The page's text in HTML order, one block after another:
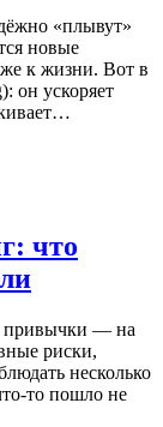
«плывут»
новые
к жизни. Вот в
он ускоряет
что
привычки — на
риски,
несколько
то пошло не